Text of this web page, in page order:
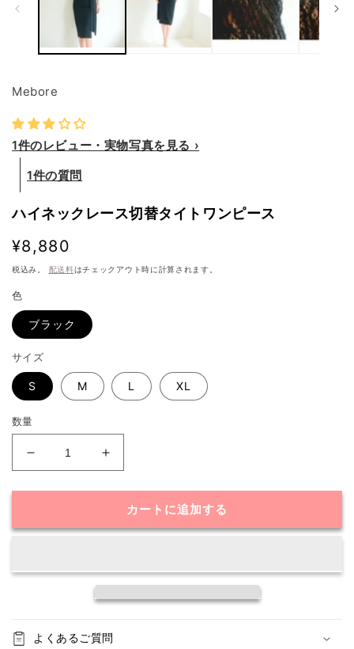
デ
く
Mebore
1件のレビュー
1件の質問
ハイネックレース切替タイトワンピース
通
常
格
¥8,880
税込み。 配送料はチェックアウト時に計算されます。
色
ブラック
サイズ
S M L XL
数量
ク
ー
替
ハ
ク
ー
替
カートに追加する
よくあるご質問